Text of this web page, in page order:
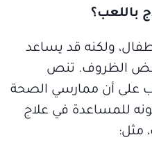
باللعب؟
ولكنه قد يساعد
بعض الظروف. تنص
على أن ممارسي الصحة
للمساعدة في علاج
مثل: